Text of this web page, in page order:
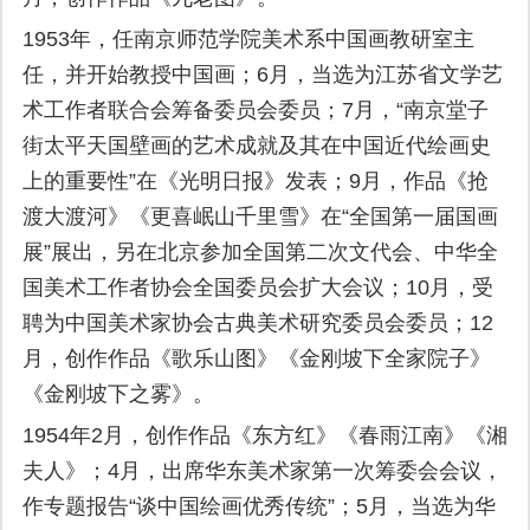
1953年，任南京师范学院美术系中国画教研室主
任，并开始教授中国画；6月，当选为江苏省文学艺
术工作者联合会筹备委员会委员；7月，“南京堂子
街太平天国壁画的艺术成就及其在中国近代绘画史
上的重要性”在《光明日报》发表；9月，作品《抢
渡大渡河》《更喜岷山千里雪》在“全国第一届国画
展”展出，另在北京参加全国第二次文代会、中华全
国美术工作者协会全国委员会扩大会议；10月，受
聘为中国美术家协会古典美术研究委员会委员；12
月，创作作品《歌乐山图》《金刚坡下全家院子》
《金刚坡下之雾》。
1954年2月，创作作品《东方红》《春雨江南》《湘
夫人》；4月，出席华东美术家第一次筹委会会议，
作专题报告“谈中国绘画优秀传统”；5月，当选为华